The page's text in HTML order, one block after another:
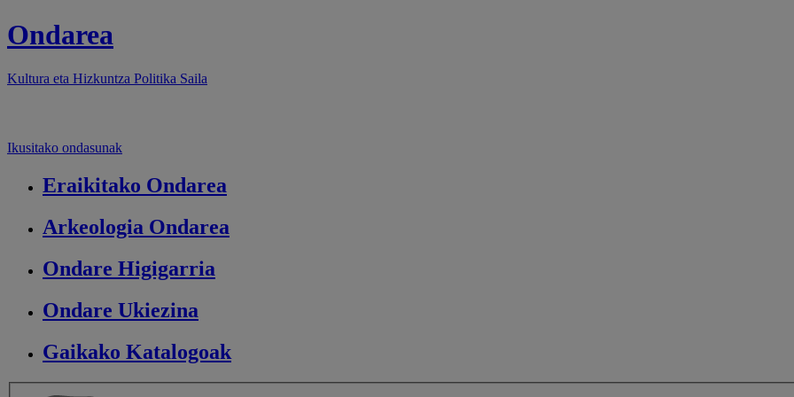
Ondarea
Kultura eta Hizkuntza Politika Saila
Ikusitako ondasunak
Eraikitako Ondarea
Arkeologia Ondarea
Ondare Higigarria
Ondare Ukiezina
Gaikako Katalogoak